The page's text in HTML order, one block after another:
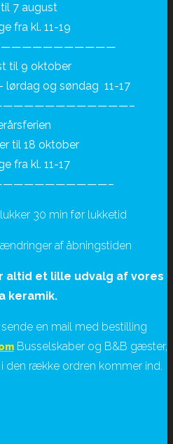
7 august
fra kl. 11-19
til 9 oktober
lørdag og søndag 11-17
til 18 oktober
fra kl. 11-17
30 min før lukketid
af åbningstiden
altid et lille udvalg af vores
keramik.
en mail med bestilling
Busselskaber og B&B gæster,
den række ordren kommer ind.